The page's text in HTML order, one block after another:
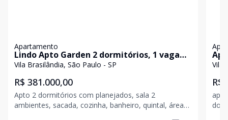
Apartamento
Lindo Apto Garden 2 dormitórios, 1 vaga
para venda ou locação
Vila Brasilândia, São Paulo - SP
R$ 381.000,00
Apto 2 dormitórios com planejados, sala 2
ambientes, sacada, cozinha, banheiro, quintal, área
à
Vila
R$